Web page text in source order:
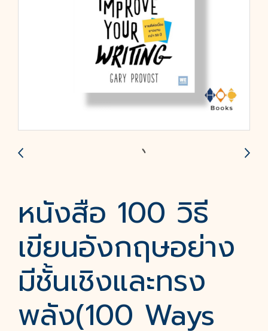
หนังสือ 100 วิธี
เขียนอังกฤษอย่าง
มีชั้นเชิงและทรง
พลัง(100 Ways